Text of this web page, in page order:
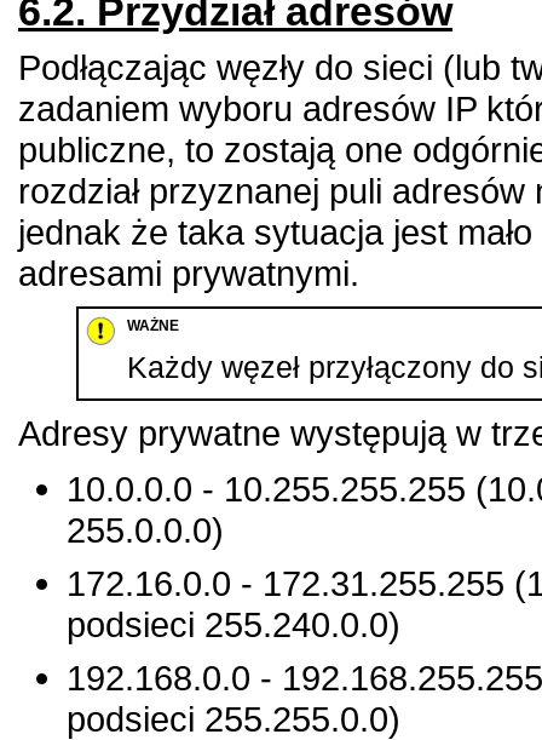
6.2. Przydział adresów
Podłączając węzły do sieci (lub
zadaniem wyboru adresów IP
publiczne, to zostają one
rozdział przyznanej puli
jednak że taka sytuacja jest
adresami prywatnymi.
WAŻNE
Każdy węzeł przyłączony do
Adresy prywatne występują w
10.0.0.0 - 10.255.255.255
255.0.0.0)
172.16.0.0 - 172.31.255.255
podsieci 255.240.0.0)
192.168.0.0 -
podsieci 255.255.0.0)